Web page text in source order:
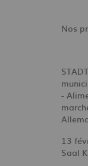
Nos
-
13
Saal